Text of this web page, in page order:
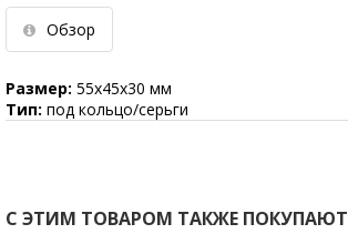
Обзор
Размер: 55х45х30 мм
Тип: под кольцо/серьги
С ЭТИМ ТОВАРОМ ТАКЖЕ ПОКУПАЮТ